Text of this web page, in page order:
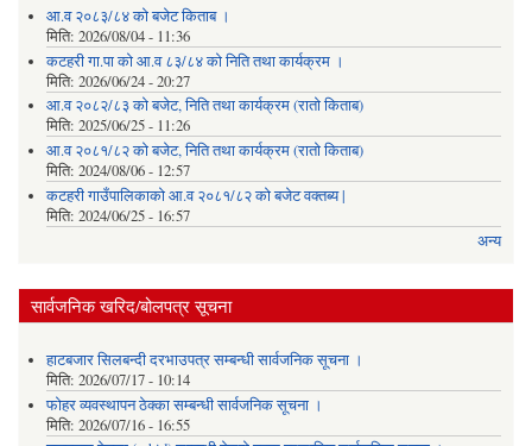
आ.व २०८३/८४ को बजेट किताब ।
मिति: 2026/08/04 - 11:36
कटहरी गा.पा को आ.व ८३/८४ को निति तथा कार्यक्रम ।
मिति: 2026/06/24 - 20:27
आ.व २०८२/८३ को बजेट, निति तथा कार्यक्रम (रातो किताब)
मिति: 2025/06/25 - 11:26
आ.व २०८१/८२ को बजेट, निति तथा कार्यक्रम (रातो किताब)
मिति: 2024/08/06 - 12:57
कटहरी गाउँपालिकाको आ.व २०८१/८२ को बजेट वक्तब्य |
मिति: 2024/06/25 - 16:57
अन्य
सार्वजनिक खरिद/बोलपत्र सूचना
हाटबजार सिलबन्दी दरभाउपत्र सम्बन्धी सार्वजनिक सूचना ।
मिति: 2026/07/17 - 10:14
फोहर व्यवस्थापन ठेक्का सम्बन्धी सार्वजनिक सूचना ।
मिति: 2026/07/16 - 16:55